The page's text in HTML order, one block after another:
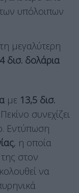
υπόλοιπων
μεγαλύτερη
δισ. δολάρια
με 13,5 δισ.
συνεχίζει
Εντύπωση
, η οποία
στον
να